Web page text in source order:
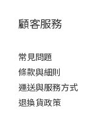
顧客服務
常見問題
條款與細則
運送與服務方式
退換貨政策